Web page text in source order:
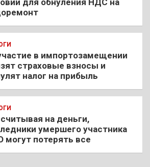
для обнуления НДС на
в импортозамещении
страховые взносы и
налог на прибыль
на деньги,
умершего участника
могут потерять все